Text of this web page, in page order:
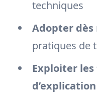
techniques
Adopter
pratiques de
Exploiter